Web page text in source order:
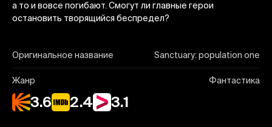
а то и вовсе погибают. Смогут ли главные герои
остановить творящийся беспредел?
Оригинальное название Sanctuary: population one
Жанр Фантастика
3.6 2.4 3.1